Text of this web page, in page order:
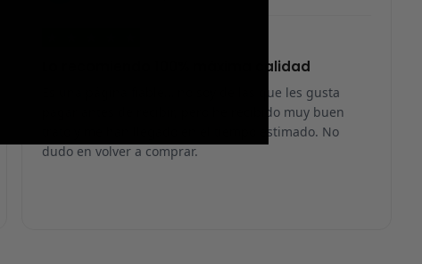
Lo recomiendo 100% máxima calidad
Es una página fiable… no soy de las que les gusta
pagar antes de recibir, pero he recibido muy buen
trato y me han llegado en el tiempo estimado. No
dudo en volver a comprar.